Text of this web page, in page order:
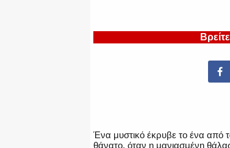
Ένα μυστικό έκρυβε το ένα από
θάνατο, όταν η μανιασμένη